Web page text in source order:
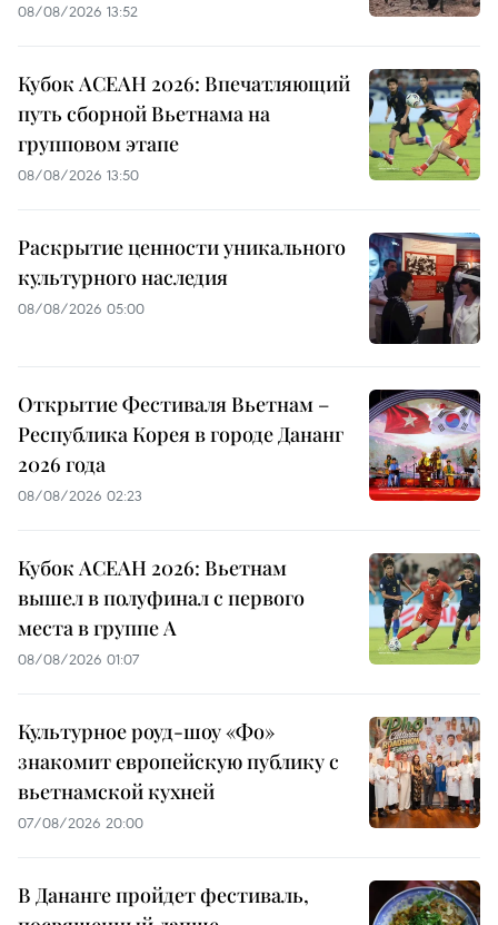
08/08/2026 13:52
Кубок АСЕАН 2026: Впечатляющий
путь сборной Вьетнама на
групповом этапе
08/08/2026 13:50
Раскрытие ценности уникального
культурного наследия
08/08/2026 05:00
Открытие Фестиваля Вьетнам –
Республика Корея в городе Дананг
2026 года
08/08/2026 02:23
Кубок АСЕАН 2026: Вьетнам
вышел в полуфинал с первого
места в группе A
08/08/2026 01:07
Культурное роуд-шоу «Фо»
знакомит европейскую публику с
вьетнамской кухней
07/08/2026 20:00
В Дананге пройдет фестиваль,